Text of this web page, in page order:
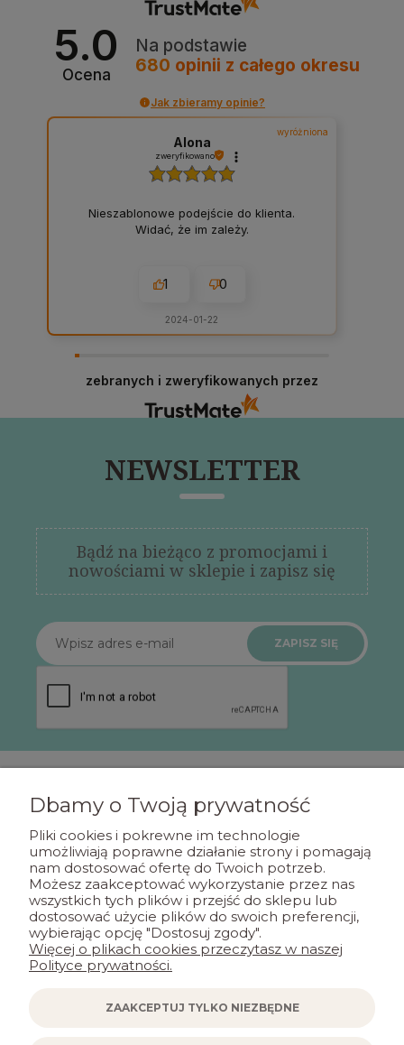
5.0
Ocena
Na podstawie
680 opinii z całego okresu
Jak zbieramy opinie?
wyróżniona
Alona
zweryfikowano
Nieszablonowe podejście do klienta.
Widać, że im zależy.
1 0
2024-01-22
zebranych i zweryfikowanych przez
NEWSLETTER
Bądź na bieżąco z promocjami i
nowościami w sklepie i zapisz się
ZAPISZ SIĘ
POMOC
MOJE KONTO
PŁATNOŚCI I DOSTAWA
INFORMACJE
Dbamy o Twoją prywatność
Pliki cookies i pokrewne im technologie
umożliwiają poprawne działanie strony i pomagają
nam dostosować ofertę do Twoich potrzeb.
Możesz zaakceptować wykorzystanie przez nas
wszystkich tych plików i przejść do sklepu lub
dostosować użycie plików do swoich preferencji,
wybierając opcję "Dostosuj zgody".
Więcej o plikach cookies przeczytasz w naszej
Polityce prywatności.
ZAAKCEPTUJ TYLKO NIEZBĘDNE